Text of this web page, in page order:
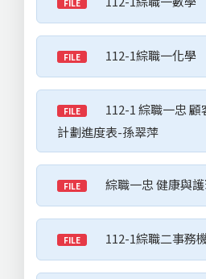
FILE
FILE 112-1綜職一化學
FILE
112-1 綜職一忠
計劃進度表-孫翠萍
FILE 綜職一忠 健康與
FILE 112-1綜職二事務